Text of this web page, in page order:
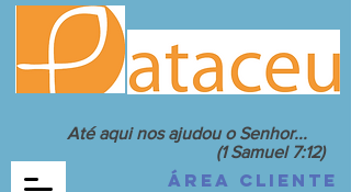
Até aqui nos ajudou o Senhor...
(1 Samuel 7:12)
Área Cliente